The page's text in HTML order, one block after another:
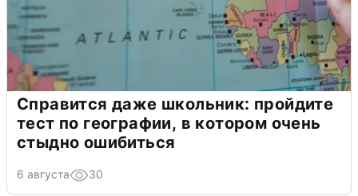
Справится даже школьник: пройдите
тест по географии, в котором очень
стыдно ошибиться
6 августа 30